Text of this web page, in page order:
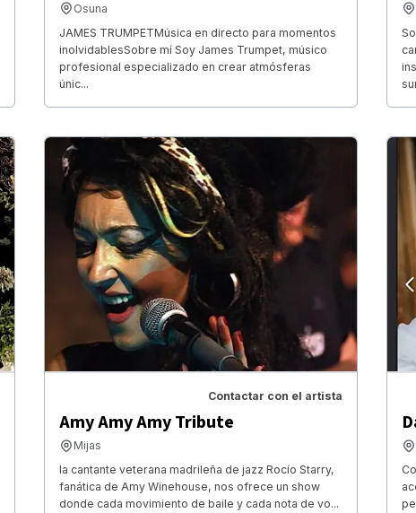
Osuna
JAMES TRUMPET ​Música en directo para momentos
inolvidables ​Sobre mí Soy James Trumpet, músico
profesional especializado en crear atmósferas
únic...
Contactar con el artista
Amy Amy Amy Tribute
Mijas
la cantante veterana madrileña de jazz Rocío Starry,
fanática de Amy Winehouse, nos ofrece un show
donde cada movimiento de baile y cada nota de vo...